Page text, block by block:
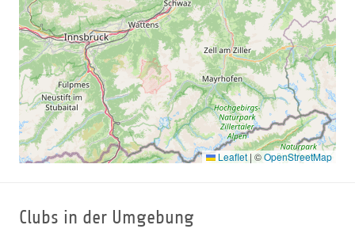
Leaflet | ©OpenStreetMap
Clubs in der Umgebung